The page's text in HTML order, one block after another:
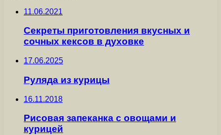
11.06.2021
Секреты приготовления вкусных и
сочных кексов в духовке
17.06.2025
Руляда из курицы
16.11.2018
Рисовая запеканка с овощами и
курицей